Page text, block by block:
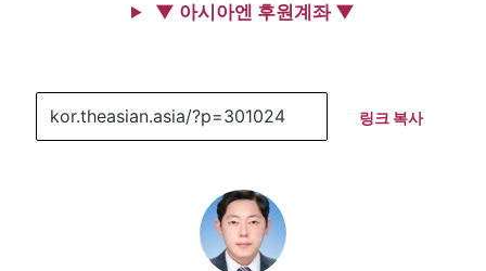
▼ 아시아엔 후원계좌 ▼
링크 복사